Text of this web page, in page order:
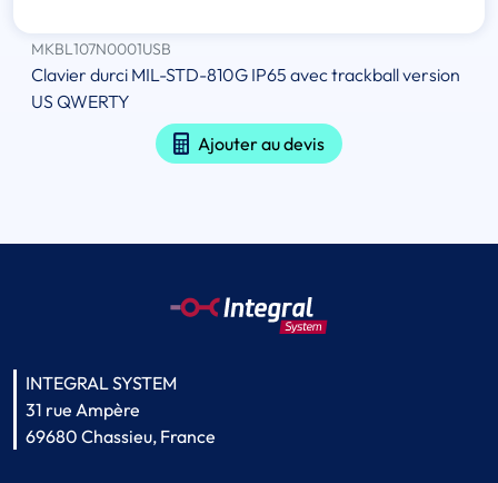
MKBL107N0001USB
Clavier durci MIL-STD-810G IP65 avec trackball version
US QWERTY
Ajouter au devis
INTEGRAL SYSTEM
31 rue Ampère
69680 Chassieu, France